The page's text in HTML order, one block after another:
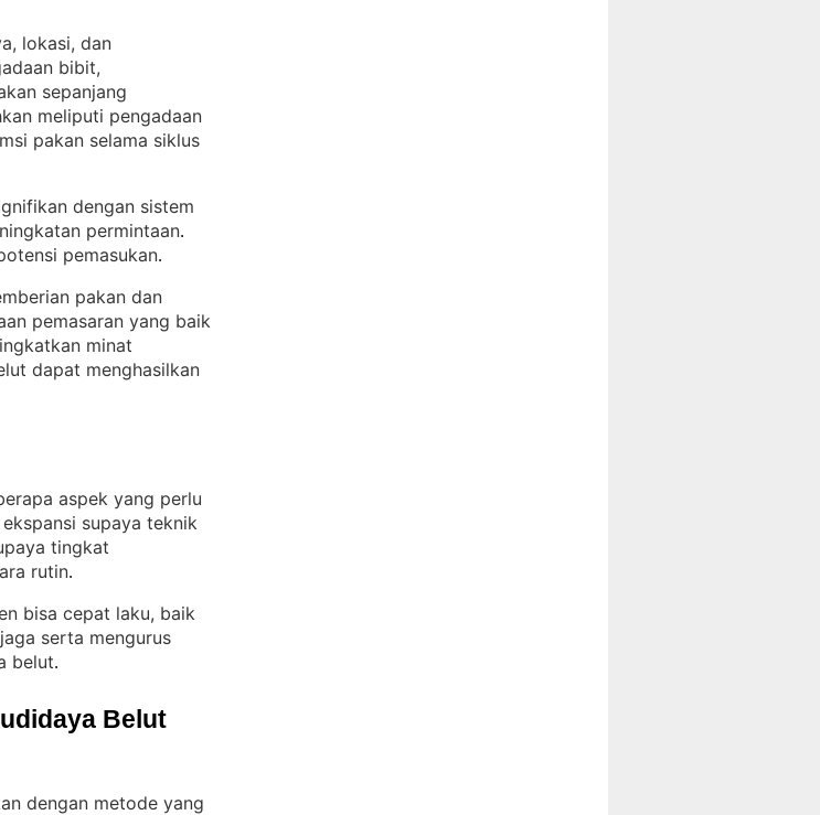
lokasi, dan
bibit,
sepanjang
meliputi pengadaan
pakan selama siklus
dengan sistem
permintaan
pemasukan.
pakan dan
pemasaran yang baik
minat
dapat menghasilkan
aspek yang perlu
supaya teknik
tingkat
rutin.
bisa cepat laku, baik
serta mengurus
belut.
Belut
dengan metode yang